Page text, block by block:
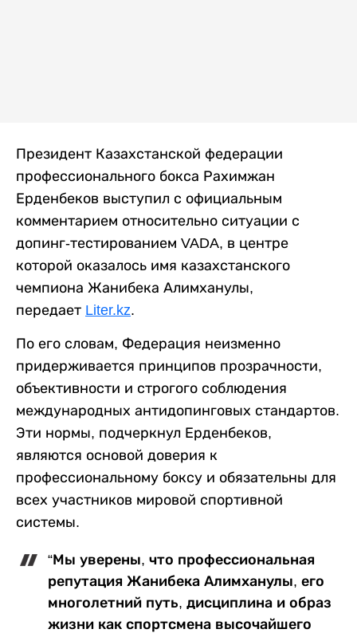
Президент Казахстанской федерации
профессионального бокса Рахимжан
Ерденбеков выступил с официальным
комментарием относительно ситуации с
допинг-тестированием VADA, в центре
которой оказалось имя казахстанского
чемпиона Жанибека Алимханулы,
передает Liter.kz.
По его словам, Федерация неизменно
придерживается принципов прозрачности,
объективности и строгого соблюдения
международных антидопинговых стандартов.
Эти нормы, подчеркнул Ерденбеков,
являются основой доверия к
профессиональному боксу и обязательны для
всех участников мировой спортивной
системы.
“Мы уверены, что профессиональная
репутация Жанибека Алимханулы, его
многолетний путь, дисциплина и образ
жизни как спортсмена высочайшего